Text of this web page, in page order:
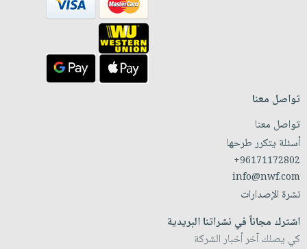
تواصل معنا
تواصل معنا
أسئلة يتكرر طرحها
+96171172802
info@nwf.com
نشرة الإصدارات
اشترك مجاناً في نشراتنا البريدية
كي يصلك آخر أخبار الشركة